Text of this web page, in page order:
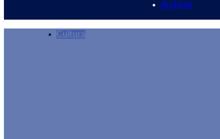
Archivio
Cultura